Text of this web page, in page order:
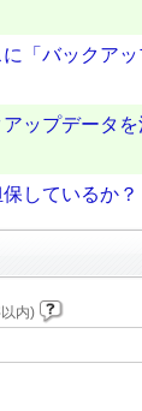
「バックア
ップデータ
しているか？
内)